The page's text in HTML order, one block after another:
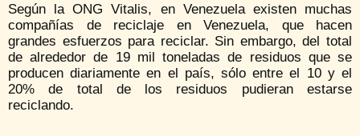
Según la ONG Vitalis, en Venezuela existen muchas
compañías de reciclaje en Venezuela, que hacen
grandes esfuerzos para reciclar. Sin embargo, del total
de alrededor de 19 mil toneladas de residuos que se
producen diariamente en el país, sólo entre el 10 y el
20% de total de los residuos pudieran estarse
reciclando.